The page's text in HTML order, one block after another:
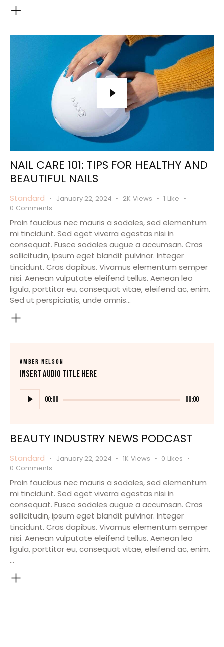
NAIL CARE 101: TIPS FOR HEALTHY AND
BEAUTIFUL NAILS
Standard January 22, 2024 2K Views 1 Like
0 Comments
Proin faucibus nec mauris a sodales, sed elementum
mi tincidunt. Sed eget viverra egestas nisi in
consequat. Fusce sodales augue a accumsan. Cras
sollicitudin, ipsum eget blandit pulvinar. Integer
tincidunt. Cras dapibus. Vivamus elementum semper
nisi. Aenean vulputate eleifend tellus. Aenean leo
ligula, porttitor eu, consequat vitae, eleifend ac, enim.
Sed ut perspiciatis, unde omnis…
AMBER NELSON
Insert Audio Title Here
Audio
Player
00:00 00:00
BEAUTY INDUSTRY NEWS PODCAST
Standard January 22, 2024 1K Views 0 Likes
0 Comments
Proin faucibus nec mauris a sodales, sed elementum
mi tincidunt. Sed eget viverra egestas nisi in
consequat. Fusce sodales augue a accumsan. Cras
sollicitudin, ipsum eget blandit pulvinar. Integer
tincidunt. Cras dapibus. Vivamus elementum semper
nisi. Aenean vulputate eleifend tellus. Aenean leo
ligula, porttitor eu, consequat vitae, eleifend ac, enim.
…